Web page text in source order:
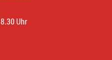
Uhr